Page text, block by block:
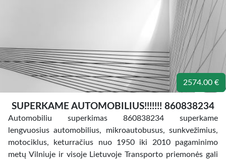
2574.00 €
SUPERKAME AUTOMOBILIUS!!!!!!! 860838234
Automobiliu superkimas 860838234 superkame
lengvuosius automobilius, mikroautobusus, sunkvežimius,
motociklus, keturračius nuo 1950 iki 2010 pagaminimo
metų Vilniuje ir visoje Lietuvoje Transporto priemonės gali